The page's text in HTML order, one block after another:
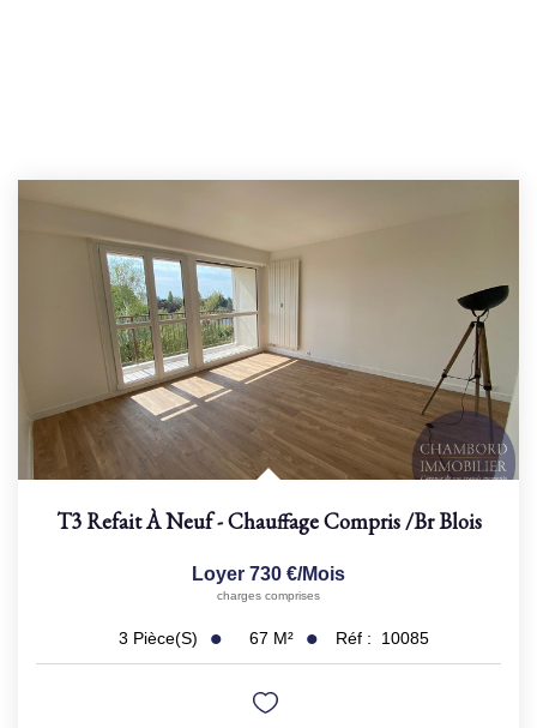
T3 Refait À Neuf - Chauffage Compris/brBlois
Loyer 730 €/mois
charges comprises
3 Pièce(s) 67 M² Réf : 10085